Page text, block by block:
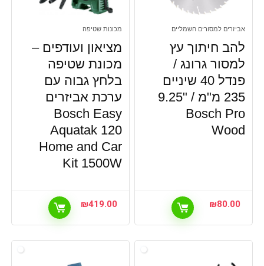
אביזרים למסורים חשמליים
להב חיתוך עץ
למסור גרונג /
פנדל 40 שיניים
235 מ"מ / "9.25
Bosch Pro
Wood
₪80.00
מכונות שטיפה
מציאון ועודפים –
מכונת שטיפה
בלחץ גבוה עם
ערכת אביזרים
Bosch Easy
Aquatak 120
Home and Car
Kit 1500W
₪419.00